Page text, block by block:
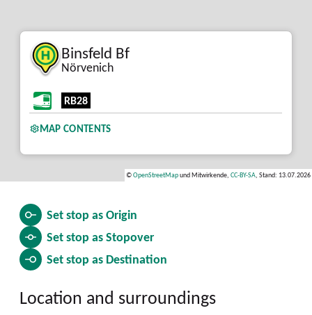
Binsfeld Bf
Nörvenich
RB28
MAP CONTENTS
©OpenStreetMapund Mitwirkende, CC-BY-SA, Stand: 13.07.2026
Set stop asOrigin
Set stop asStopover
Set stop as Destination
Location and surroundings